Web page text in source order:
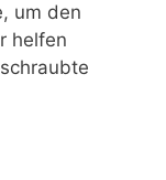
um den
helfen